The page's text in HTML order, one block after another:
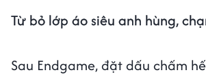
Từ bỏ lớp áo siêu anh hùng,
Sau Endgame, đặt dấu chấm